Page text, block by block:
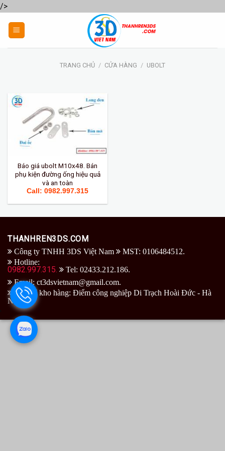
/>
content
TRANG CHỦ / CỬA HÀNG / UBOLT
Báo giá ubolt M10x48. Bán
phụ kiện đường ống hiệu quả
và an toàn
Call: 0982.997.315
THANHREN3DS.COM
Công ty TNHH 3DS Việt Nam
MST: 0106484512.
Hotline:
0982.997.315.
Tel: 02433.212.186.
Email: ct3dsvietnam@gmail.com.
Địa chỉ kho hàng: Điểm công nghiệp Di Trạch Hoài Đức - Hà
Nội.